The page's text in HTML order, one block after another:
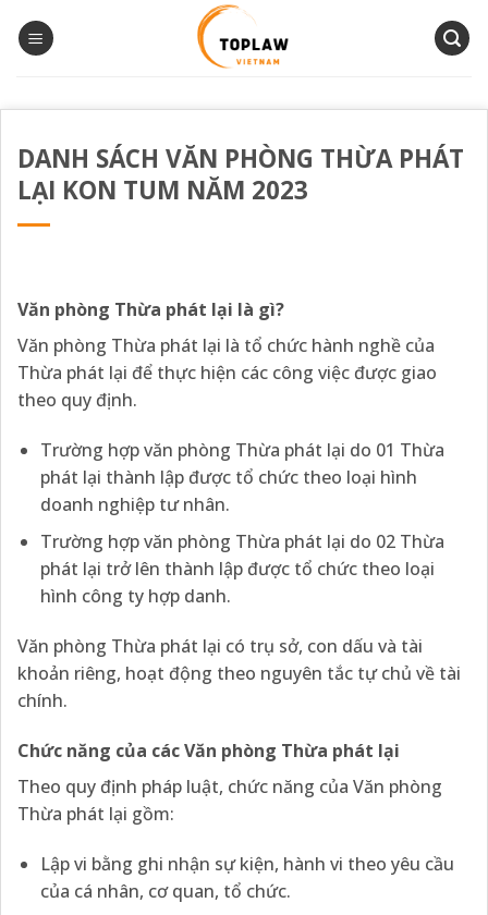
qua
DANH SÁCH VĂN PHÒNG THỪA PHÁT
LẠI KON TUM NĂM 2023
Văn phòng Thừa phát lại là gì?
Văn phòng Thừa phát lại là tổ chức hành nghề của
Thừa phát lại để thực hiện các công việc được giao
theo quy định.
Trường hợp văn phòng Thừa phát lại do 01 Thừa
phát lại thành lập được tổ chức theo loại hình
doanh nghiệp tư nhân.
Trường hợp văn phòng Thừa phát lại do 02 Thừa
phát lại trở lên thành lập được tổ chức theo loại
hình công ty hợp danh.
Văn phòng Thừa phát lại có trụ sở, con dấu và tài
khoản riêng, hoạt động theo nguyên tắc tự chủ về tài
chính.
Chức năng của các Văn phòng Thừa phát lại
Theo quy định pháp luật, chức năng của Văn phòng
Thừa phát lại gồm:
Lập vi bằng ghi nhận sự kiện, hành vi theo yêu cầu
của cá nhân, cơ quan, tổ chức.